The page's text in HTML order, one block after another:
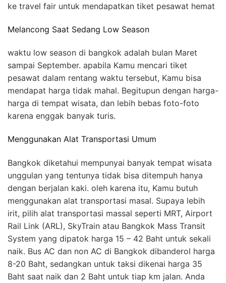
ke travel fair untuk mendapatkan tiket pesawat hemat
Melancong Saat Sedang Low Season
waktu low season di bangkok adalah bulan Maret
sampai September. apabila Kamu mencari tiket
pesawat dalam rentang waktu tersebut, Kamu bisa
mendapat harga tidak mahal. Begitupun dengan harga-
harga di tempat wisata, dan lebih bebas foto-foto
karena enggak banyak turis.
Menggunakan Alat Transportasi Umum
Bangkok diketahui mempunyai banyak tempat wisata
unggulan yang tentunya tidak bisa ditempuh hanya
dengan berjalan kaki. oleh karena itu, Kamu butuh
menggunakan alat transportasi masal. Supaya lebih
irit, pilih alat transportasi massal seperti MRT, Airport
Rail Link (ARL), SkyTrain atau Bangkok Mass Transit
System yang dipatok harga 15 – 42 Baht untuk sekali
naik. Bus AC dan non AC di Bangkok dibanderol harga
8-20 Baht, sedangkan untuk taksi dikenai harga 35
Baht saat naik dan 2 Baht untuk tiap km jalan. Anda